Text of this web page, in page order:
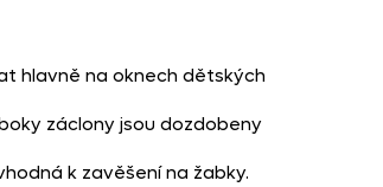
hlavně na oknech dětských
záclony jsou dozdobeny
k zavěšení na žabky.